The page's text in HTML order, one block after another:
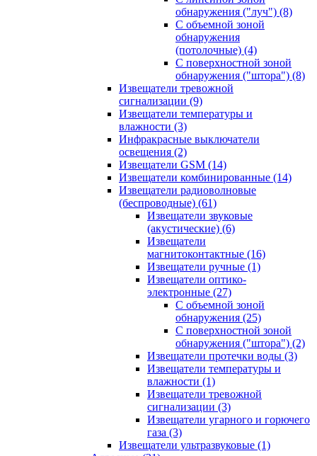
обнаружения ("луч") (8)
С объемной зоной
обнаружения
(потолочные) (4)
С поверхностной зоной
обнаружения ("штора") (8)
Извещатели тревожной
сигнализации (9)
Извещатели температуры и
влажности (3)
Инфракрасные выключатели
освещения (2)
Извещатели GSM (14)
Извещатели комбинированные (14)
Извещатели радиоволновые
(беспроводные) (61)
Извещатели звуковые
(акустические) (6)
Извещатели
магнитоконтактные (16)
Извещатели ручные (1)
Извещатели оптико-
электронные (27)
С объемной зоной
обнаружения (25)
С поверхностной зоной
обнаружения ("штора") (2)
Извещатели протечки воды (3)
Извещатели температуры и
влажности (1)
Извещатели тревожной
сигнализации (3)
Извещатели угарного и горючего
газа (3)
Извещатели ультразвуковые (1)